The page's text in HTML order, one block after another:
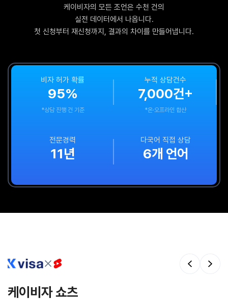
케이비자의 모든 조언은 수천 건의
실전 데이터에서 나옵니다.
첫 신청부터 재신청까지, 결과의 차이를 만들어냅니다.
비자 허가 확률
95%
*상담 진행 건 기준
누적 상담건수
7,000건+
*온·오프라인 합산
전문경력
11년
다국어 직접 상담
6개 언어
케이비자 쇼츠